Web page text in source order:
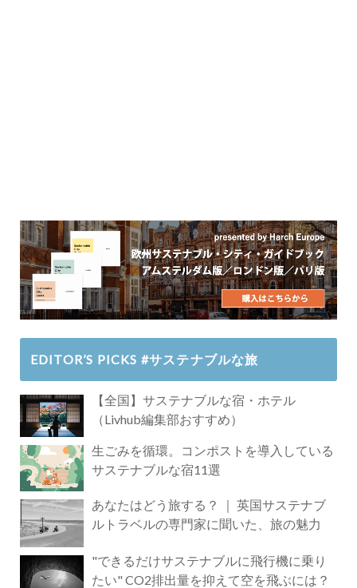
EDITOR’S PICKS #サステナブルな旅
【全国】サステナブルな宿・ホテル
（Livhub編集部おすすめ）
生ごみを循環。コンポストを導入している
サステナブルな宿11選
あなたはどう旅する？ ｜ 英国サステナブ
ルトラベルの専門家に聞いた、旅の魅力
"できるだけサステナブルに飛行機に乗り
たい" CO2排出量を抑えて空を飛ぶには？